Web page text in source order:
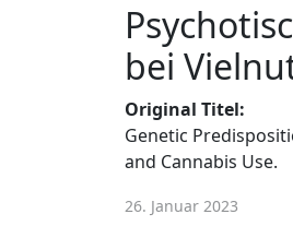
bei
Original Titel:
Genetic
and Cannabis Use.
26. Januar 2023